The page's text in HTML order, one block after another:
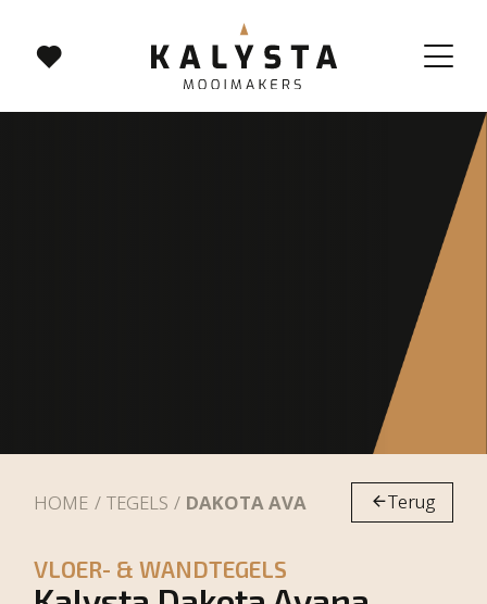
HOME TEGELS DAKOTA AVANA Terug
VLOER- & WANDTEGELS